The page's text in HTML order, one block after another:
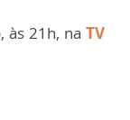
às 21h, na TV